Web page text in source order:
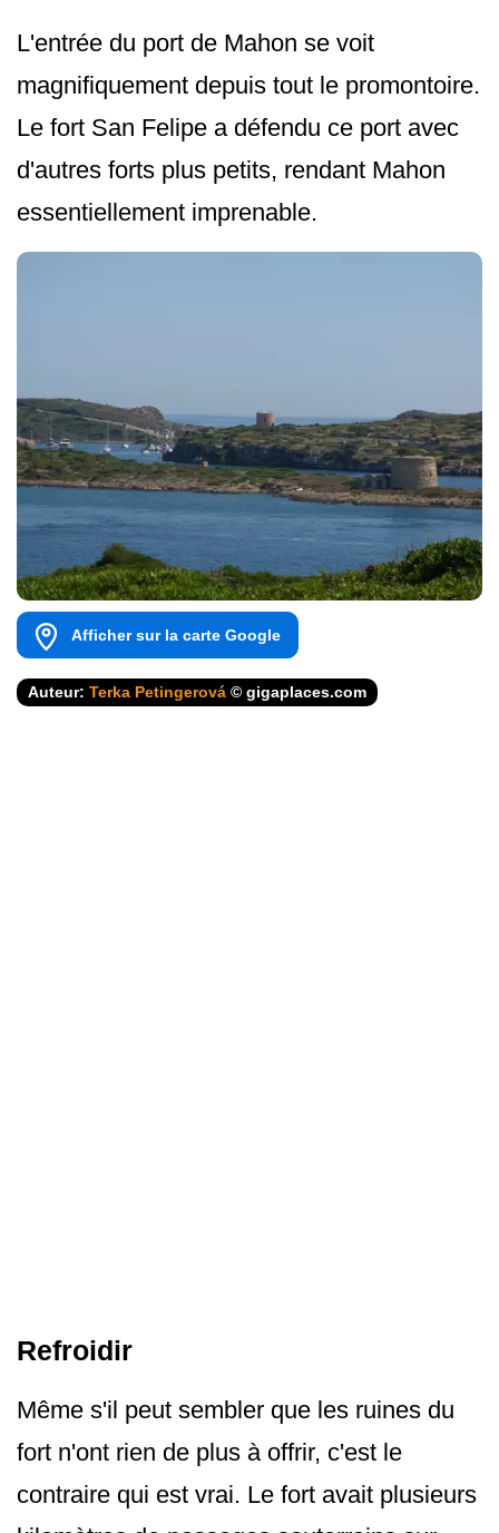
L'entrée du port de Mahon se voit
magnifiquement depuis tout le promontoire.
Le fort San Felipe a défendu ce port avec
d'autres forts plus petits, rendant Mahon
essentiellement imprenable.
Afficher sur la carte Google
Auteur: Terka Petingerová © gigaplaces.com
Refroidir
Même s'il peut sembler que les ruines du
fort n'ont rien de plus à offrir, c'est le
contraire qui est vrai. Le fort avait plusieurs